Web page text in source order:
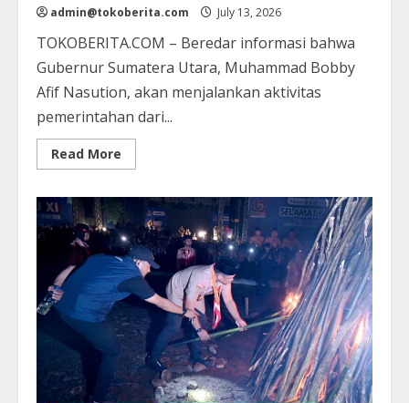
admin@tokoberita.com July 13, 2026
TOKOBERITA.COM – Beredar informasi bahwa
Gubernur Sumatera Utara, Muhammad Bobby
Afif Nasution, akan menjalankan aktivitas
pemerintahan dari...
Read More
more
Nasution
Dikabarkan
Akan
Berkantor
di
Kepulauan
Nias,
Fokus
Tinjau
Infrastruktur
dan
Pelayanan
Publik